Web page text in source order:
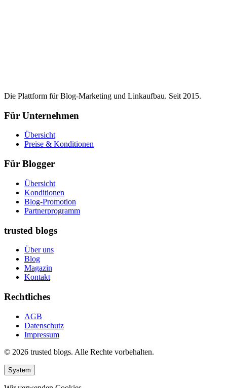
Die Plattform für Blog-Marketing und Linkaufbau. Seit 2015.
Für Unternehmen
Übersicht
Preise & Konditionen
Für Blogger
Übersicht
Konditionen
Blog-Promotion
Partnerprogramm
trusted blogs
Über uns
Blog
Magazin
Kontakt
Rechtliches
AGB
Datenschutz
Impressum
© 2026 trusted blogs. Alle Rechte vorbehalten.
System